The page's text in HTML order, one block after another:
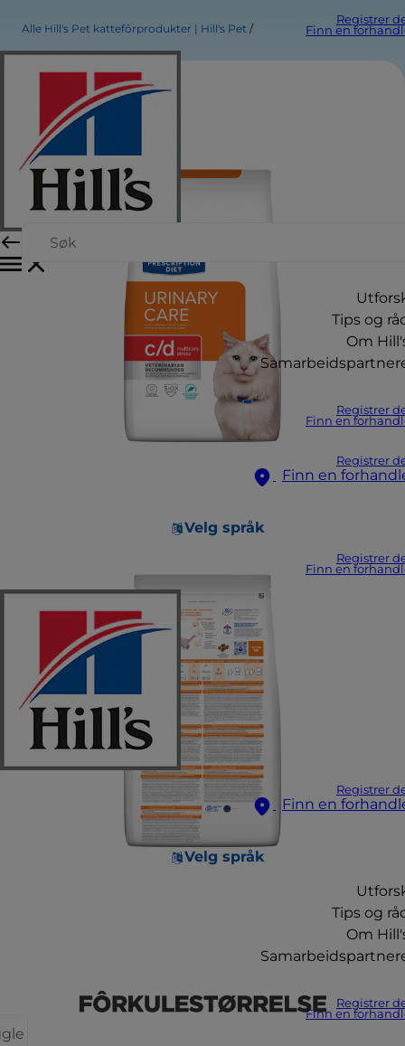
Registrer
Finn en
Tips og
Om
Registrer
Finn en
Registrer
Finn en
Velg språk
Registrer
Finn en
Registrer
Finn en
Velg språk
Tips og
Om
Registrer
Finn en
Alle Hill's Pet kattefôrprodukter | Hill's Pet